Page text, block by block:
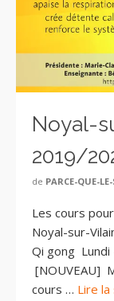
Noyal-
2019/
de PARCE-QUE-
Les cours
Noyal-sur-
Qi gong Lundi
[NOUVEAU]
cours … Lire la